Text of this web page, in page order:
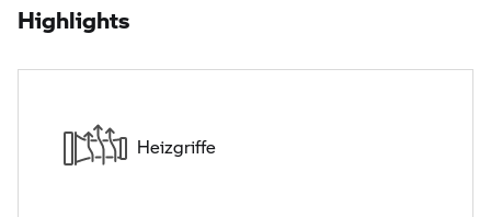
Highlights
Heizgriffe